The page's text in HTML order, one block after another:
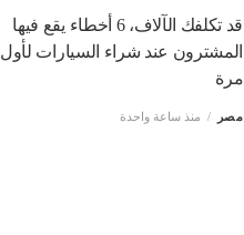
قد تكلفك الآلاف، 6 أخطاء يقع فيها
المشترون عند شراء السيارات لأول
مرة
مصر منذ ساعة واحدة